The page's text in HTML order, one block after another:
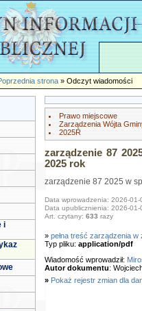
strona» Odczyt wiadomości
i
Prawo miejscowe
Zarządzenia Wójta
2025R
zarządzenie 87
2025 rok
zarządzenie 87 2025 w
Data wprowadzenia: 2026-01-
Data upublicznienia: 2026-01-
Art. czytany: 633 razy
» pełna treść zarządzenia w
Typ pliku: application/pdf
Wiadomość wprowadził:
Autor dokumentu:
» Pokaż rejestr zmian dla